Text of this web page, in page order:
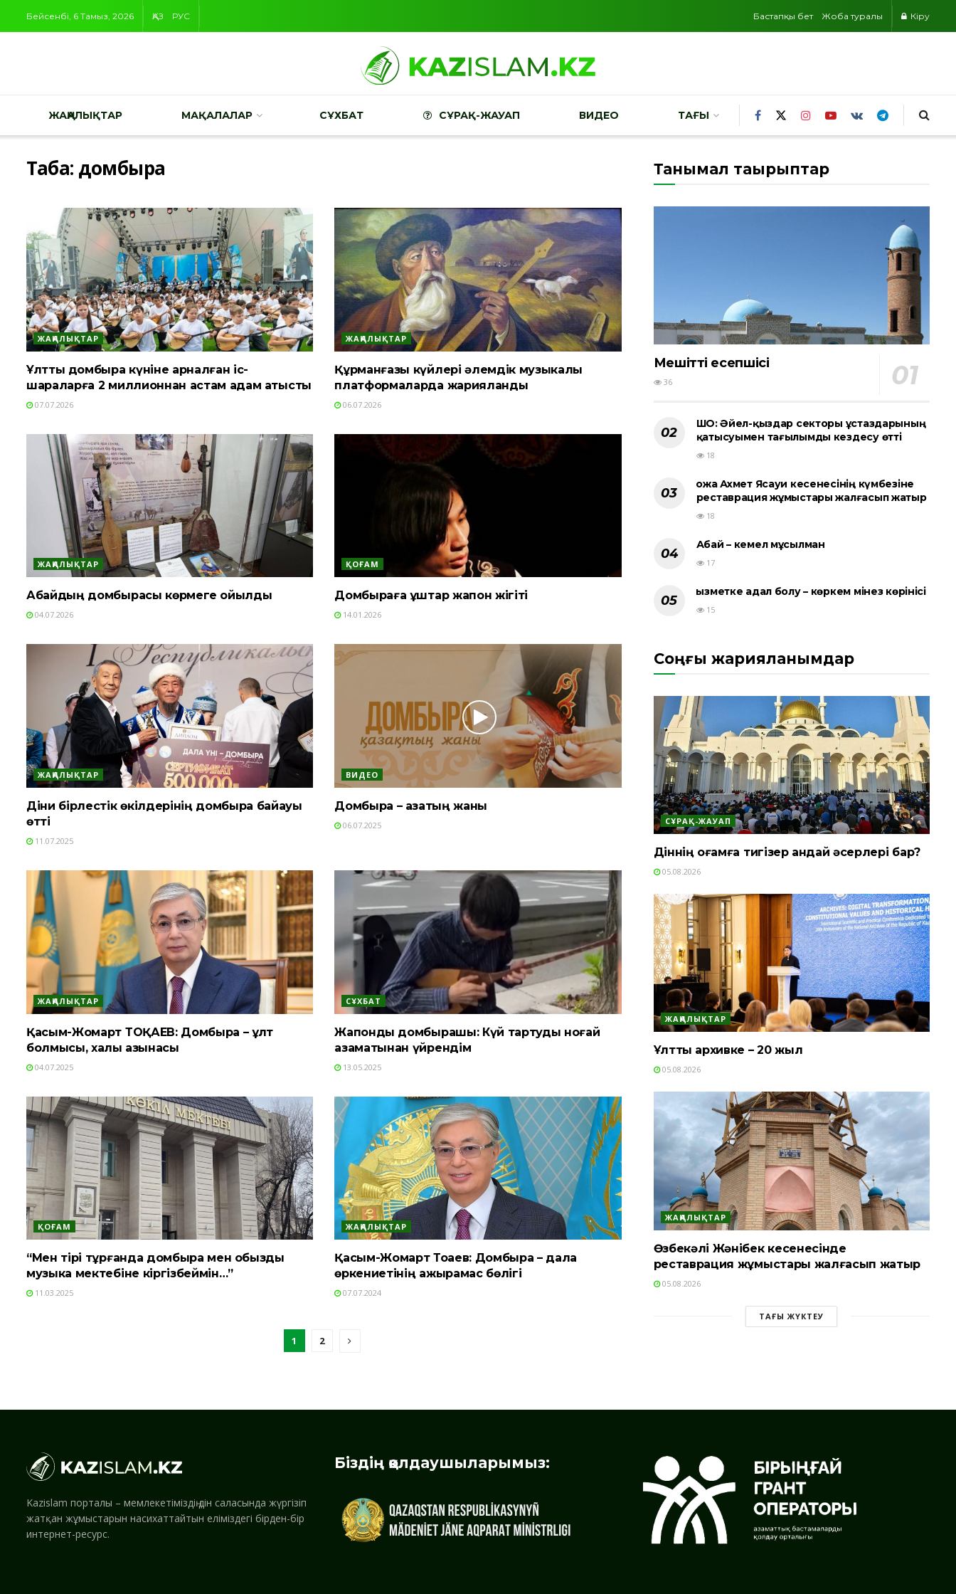
Бейсенбі, 6 Тамыз, 2026 ҚАЗ РУС Бастапқы бет Жоба туралы Кіру
ЖАҢАЛЫҚТАР МАҚАЛАЛАР СҰХБАТ СҰРАҚ-ЖАУАП ВИДЕО ТАҒЫ
Таңба: домбыра
ЖАҢАЛЫҚТАР
Ұлттық домбыра күніне арналған іс-
шараларға 2 миллионнан астам адам қатысты
07.07.2026
ЖАҢАЛЫҚТАР
Құрманғазы күйлері әлемдік музыкалық
платформаларда жарияланды
06.07.2026
ЖАҢАЛЫҚТАР
Абайдың домбырасы көрмеге қойылды
04.07.2026
ҚОҒАМ
Домбыраға құштар жапон жігіті
14.01.2026
ЖАҢАЛЫҚТАР
Діни бірлестік өкілдерінің домбыра байқауы
өтті
11.07.2025
ВИДЕО
Домбыра – қазақтың жаны
06.07.2025
ЖАҢАЛЫҚТАР
Қасым-Жомарт ТОҚАЕВ: Домбыра – ұлт
болмысы, халық қазынасы
04.07.2025
СҰХБАТ
Жапондық домбырашы: Күй тартуды ноғай
азаматынан үйрендім
13.05.2025
ҚОҒАМ
“Мен тірі тұрғанда домбыра мен қобызды
музыка мектебіне кіргізбеймін…”
11.03.2025
ЖАҢАЛЫҚТАР
Қасым-Жомарт Тоқаев: Домбыра – дала
өркениетінің ажырамас бөлігі
07.07.2024
1 2
Танымал тақырыптар
Мешіттің есепшісі
36
ШҚО: Әйел-қыздар секторы ұстаздарының
қатысуымен тағылымды кездесу өтті
18
Қожа Ахмет Ясауи кесенесінің күмбезіне
реставрация жұмыстары жалғасып жатыр
18
Абай – кемел мұсылман
17
Қызметке адал болу – көркем мінез көрінісі
15
Соңғы жарияланымдар
СҰРАҚ-ЖАУАП
Діннің қоғамға тигізер қандай әсерлері бар?
05.08.2026
ЖАҢАЛЫҚТАР
Ұлттық архивке – 20 жыл
05.08.2026
ЖАҢАЛЫҚТАР
Өзбекәлі Жәнібек кесенесінде
реставрация жұмыстары жалғасып жатыр
05.08.2026
ТАҒЫ ЖҮКТЕУ
Kazislam порталы – мемлекетіміздің дін саласында жүргізіп
жатқан жұмыстарын насихаттайтын еліміздегі бірден-бір
интернет-ресурс.
Біздің қолдаушыларымыз: